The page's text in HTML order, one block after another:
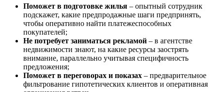
Поможет в подготовке жилья – опытный сотрудник
подскажет, какие предпродажные шаги предпринять,
чтобы оперативно найти платежеспособных
покупателей;
Не потребует заниматься рекламой – в агентстве
недвижимости знают, на какие ресурсы заострять
внимание, параллельно учитывая специфичность
предложения;
Поможет в переговорах и показах – предварительное
фильтрование гипотетических клиентов и оперативная